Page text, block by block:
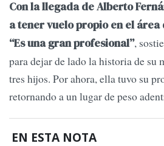
Con la llegada de Alberto
a tener vuelo propio en el
“Es una gran profesional”,
para dejar de lado la historia de su
tres hijos. Por ahora, ella tuvo su
retornando a un lugar de peso
EN ESTA NOTA